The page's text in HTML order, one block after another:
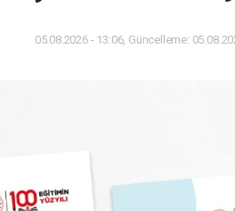
05.08.2026 - 13:06, Güncelleme: